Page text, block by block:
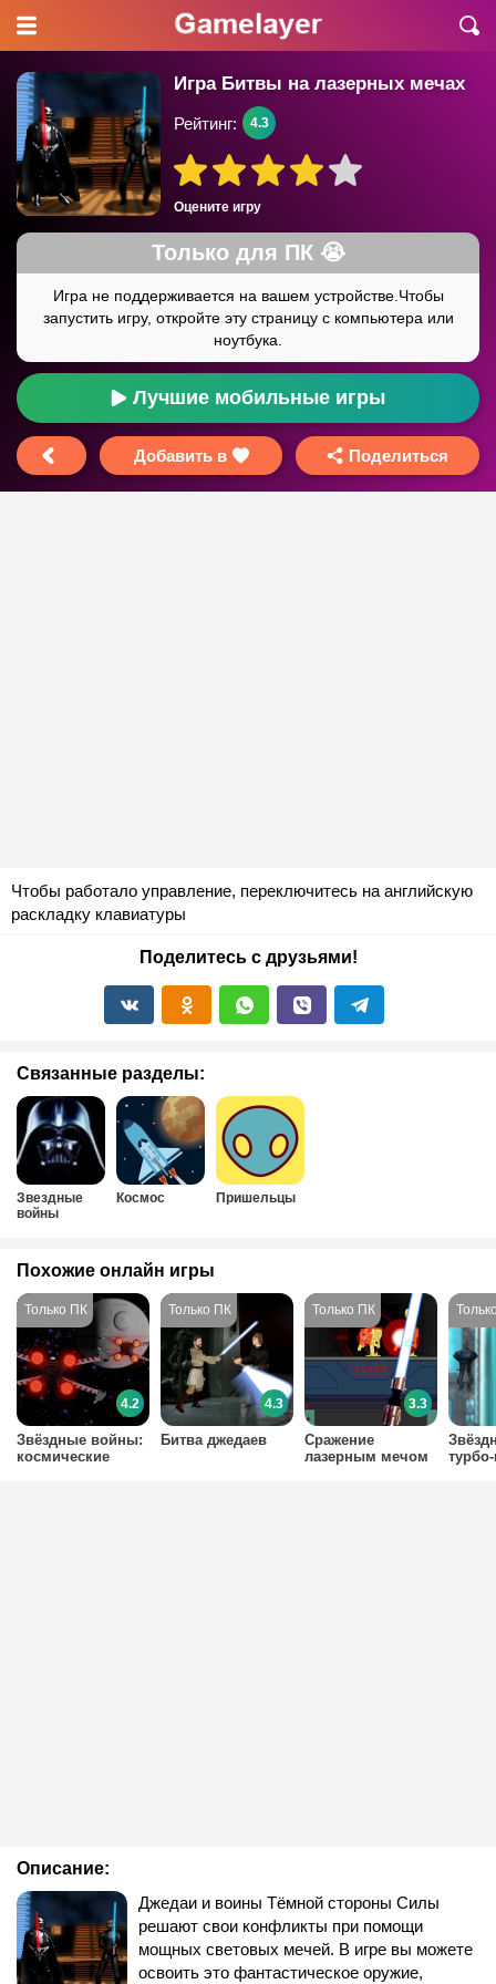
Игра Битвы на лазерных мечах
Оцените игру
Рейтинг: 4.3
Лучшие мобильные игры
Добавить в Поделиться
Чтобы работало управление, переключитесь на английскую
раскладку клавиатуры
Поделитесь с друзьями!
Связанные разделы:
Звездные
войны
Космос Пришельцы
Описание:
Джедаи и воины Тёмной стороны Силы
решают свои конфликты при помощи
мощных световых мечей. В игре вы можете
освоить это фантастическое оружие,
Похожие онлайн игры
Звёздные войны:
космические
4.2
Битва джедаев
4.3
Сражение
лазерным мечом
3.3